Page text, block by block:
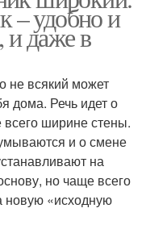
– удобно и
и даже в
не всякий может
дома. Речь идет о
всего ширине стены.
и о смене
на
но чаще всего
новую «исходную